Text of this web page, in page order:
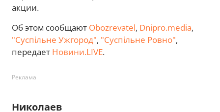
акции.
Об этом сообщают Obozrevatel, Dnipro.media,
"Суспільне Ужгород", "Суспільне Ровно",
передает Новини.LIVE.
Реклама
Николаев